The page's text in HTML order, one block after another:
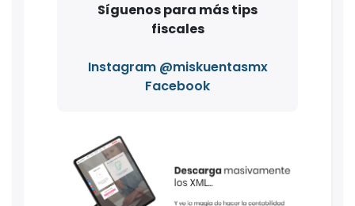
Síguenos para más tips
fiscales
Instagram @miskuentasmx
Facebook